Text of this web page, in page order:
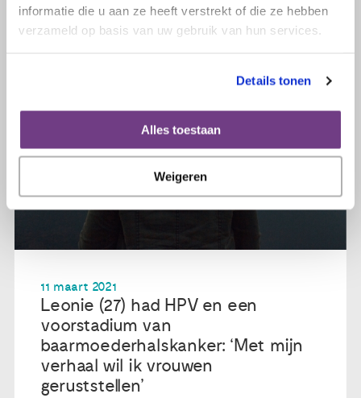
informatie die u aan ze heeft verstrekt of die ze hebben
verzameld op basis van uw gebruik van hun services.
Details tonen
Alles toestaan
Weigeren
11 maart 2021
Leonie (27) had HPV en een
voorstadium van
baarmoederhalskanker: ‘Met mijn
verhaal wil ik vrouwen
geruststellen’